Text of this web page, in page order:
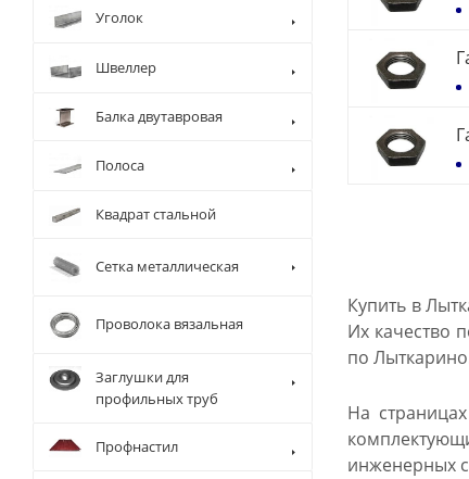
Купить в
Их качество
по
На
инженерных
Уголок
Швеллер
Балка двутавровая
Полоса
Квадрат стальной
Сетка металлическая
Проволока вязальная
Заглушки для
профильных труб
Профнастил